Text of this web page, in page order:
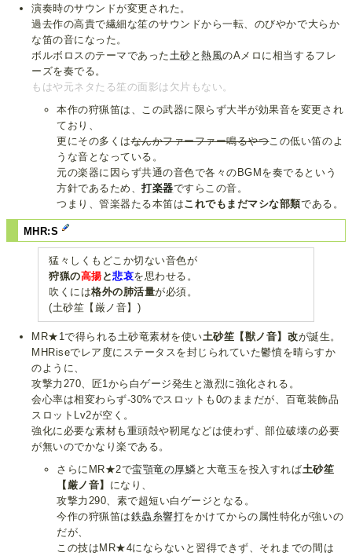
演奏時のサウンドが変更された。
過去作の高貴で繊細な笙のサウンドから一転、のびやかで大らか
な笛の音になった。
ボルボロスのテーマであった 土砂と熱風のAメロに相当するフレ
ーズを奏でる。
もはや元ネタたる笙の面影は欠片もない。
本作の狩猟笛は、この武器に限らず大半が効果音を変更され
ており、
更にその多くはなんかファーファー鳴るやつこの低い笛のよ
うな音となっている。
元の楽器に因らず共通の音色で各々のBGMを奏でるという
方針であるため、打楽器ですらこの音。
つまり、管楽器たる本笛はこれでもまだマシな部類である。
MHR:S
猛々しくもどこか切ない音色が
狩猟の高揚 と悲哀を思わせる。
吹くには格外の肺活量が必須。
(土砂笙【厳ノ音】)
MR★1で得られる土砂竜素材を使い土砂笙【獣ノ音】改が誕生。
MHRiseでレア度にステータスを封じられていた鬱憤を晴らすか
のように、
攻撃力270、匠1から白ゲージ発生と激烈に強化される。
会心率は相変わらず-30%でスロットも0のままだが、百竜装飾品
スロットLv2が空く。
強化に必要な素材も重頭殻や靭尾などは使わず、部位破壊の必要
が無いのでかなり楽である。
さらにMR★2で蛮顎竜の厚鱗と大竜玉を投入すれば土砂笙
【厳ノ音】 になり、
攻撃力290、素で超短い白ゲージとなる。
今作の狩猟笛は鉄蟲糸響打をかけてからの属性特化が強いの
だが、
この技はMR★4にならないと習得できず、それまでの間は